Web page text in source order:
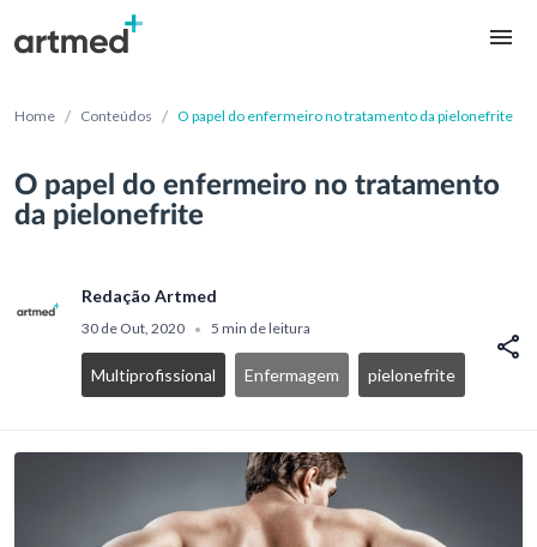
Home / Conteúdos / O papel do enfermeiro no tratamento da pielonefrite
O papel do enfermeiro no tratamento
da pielonefrite
Redação Artmed
30 de Out, 2020 • 5 min de leitura
Multiprofissional Enfermagem pielonefrite